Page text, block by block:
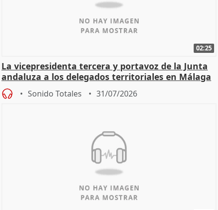
02:25
La vicepresidenta tercera y portavoz de la Junta
andaluza a los delegados territoriales en Málaga
Sonido Totales 31/07/2026